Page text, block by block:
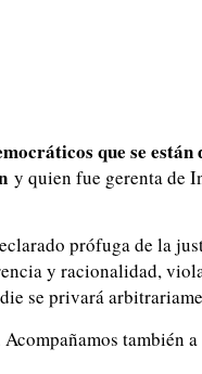
que se
y quien fue gerenta de
prófuga de la
y racionalidad,
se privará
también